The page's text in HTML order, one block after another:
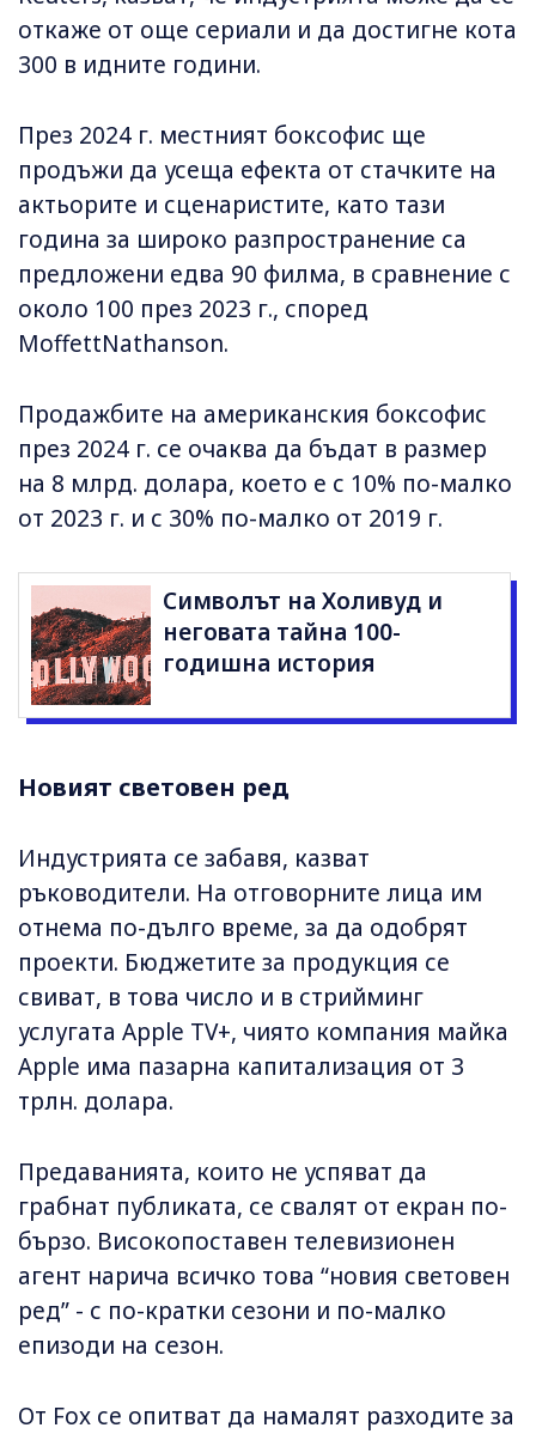
откаже от още сериали и да достигне кота
300 в идните години.
През 2024 г. местният боксофис ще
продъжи да усеща ефекта от стачките на
актьорите и сценаристите, като тази
година за широко разпространение са
предложени едва 90 филма, в сравнение с
около 100 през 2023 г., според
MoffettNathanson.
Продажбите на американския боксофис
през 2024 г. се очаква да бъдат в размер
на 8 млрд. долара, което е с 10% по-малко
от 2023 г. и с 30% по-малко от 2019 г.
Символът на Холивуд и
неговата тайна 100-
годишна история
Новият световен ред
Индустрията се забавя, казват
ръководители. На отговорните лица им
отнема по-дълго време, за да одобрят
проекти. Бюджетите за продукция се
свиват, в това число и в стрийминг
услугата Apple TV+, чиято компания майка
Apple има пазарна капитализация от 3
трлн. долара.
Предаванията, които не успяват да
грабнат публиката, се свалят от екран по-
бързо. Високопоставен телевизионен
агент нарича всичко това “новия световен
ред” - с по-кратки сезони и по-малко
епизоди на сезон.
От Fox се опитват да намалят разходите за